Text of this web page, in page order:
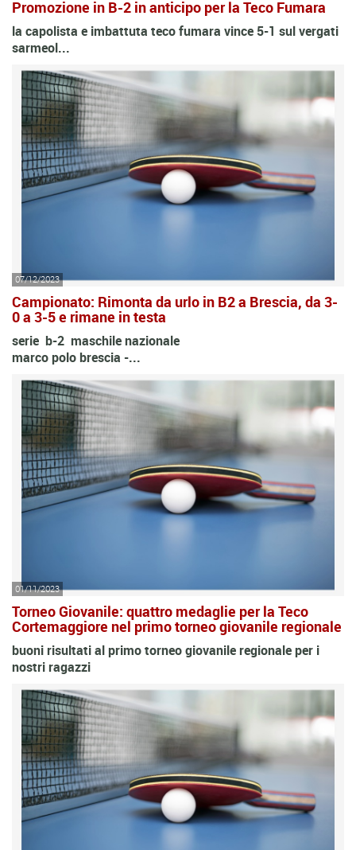
Promozione in B-2 in anticipo per la Teco Fumara
la capolista e imbattuta teco fumara vince 5-1 sul vergati
sarmeol...
07/12/2023
Campionato: Rimonta da urlo in B2 a Brescia, da 3-
0 a 3-5 e rimane in testa
serie b-2 maschile nazionale
marco polo brescia -...
01/11/2023
Torneo Giovanile: quattro medaglie per la Teco
Cortemaggiore nel primo torneo giovanile regionale
buoni risultati al primo torneo giovanile regionale per i
nostri ragazzi